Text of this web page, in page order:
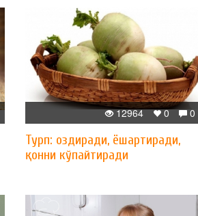
0
0
12964
Турп: оздиради, ёшартиради,
қонни кўпайтиради